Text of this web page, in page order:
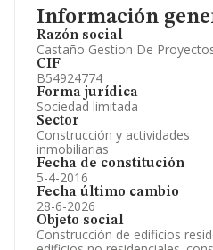
Información
Razón social
Castaño Gestion De
CIF
B54924774
Forma jurídica
Sociedad limitada
Sector
Construcción y actividades
inmobiliarias
Fecha de constitución
5-4-2016
Fecha último cambio
28-6-2026
Objeto social
Construcción de edificios
Información oficial y